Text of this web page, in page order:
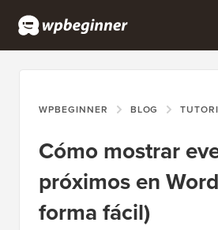
WPBEGINNER BLOG
Cómo mostrar
próximos en
forma fácil)